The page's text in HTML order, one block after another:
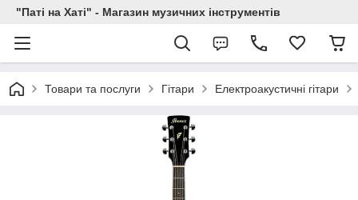
"Паті на Хаті" - Магазин музичних інструментів
Товари та послуги Гітари Електроакустичні гітари